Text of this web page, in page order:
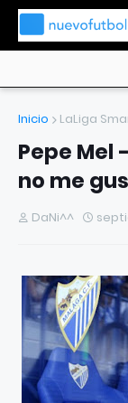
Inicio LaLiga
Pepe Mel
no me
DaNi^^